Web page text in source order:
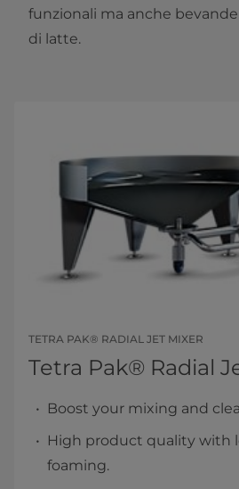
funzionali ma anche
di latte.
TETRA PAK® RADIAL JET MIXER
Tetra Pak® Radial
Boost your mixing and
High product quality with
foaming.